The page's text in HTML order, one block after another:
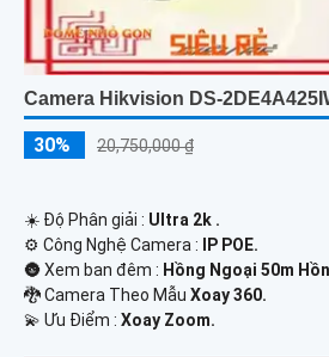
Camera Hikvision DS-
30% 20,750,000 ₫
☀️ Độ Phân giải : Ultra 2k .
⚙ Công Nghệ Camera :
IP POE.
🌚 Xem ban đêm : Hồng Ngoại 50m
🐉️ Camera Theo Mẫu Xoay 360.
️💫 Ưu Điểm : Xoay Zoom.